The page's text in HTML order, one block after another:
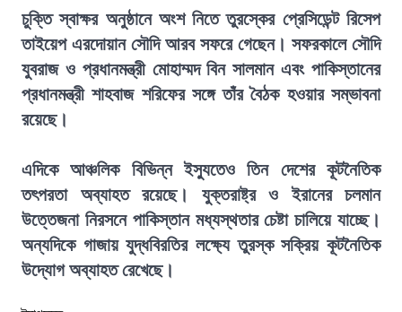
চুক্তি স্বাক্ষর অনুষ্ঠানে অংশ নিতে তুরস্কের প্রেসিডেন্ট রিসেপ
তাইয়েপ এরদোয়ান সৌদি আরব সফরে গেছেন। সফরকালে সৌদি
যুবরাজ ও প্রধানমন্ত্রী মোহাম্মদ বিন সালমান এবং পাকিস্তানের
প্রধানমন্ত্রী শাহবাজ শরিফের সঙ্গে তাঁর বৈঠক হওয়ার সম্ভাবনা
রয়েছে।
এদিকে আঞ্চলিক বিভিন্ন ইস্যুতেও তিন দেশের কূটনৈতিক
তৎপরতা অব্যাহত রয়েছে। যুক্তরাষ্ট্র ও ইরানের চলমান
উত্তেজনা নিরসনে পাকিস্তান মধ্যস্থতার চেষ্টা চালিয়ে যাচ্ছে।
অন্যদিকে গাজায় যুদ্ধবিরতির লক্ষ্যে তুরস্ক সক্রিয় কূটনৈতিক
উদ্যোগ অব্যাহত রেখেছে।